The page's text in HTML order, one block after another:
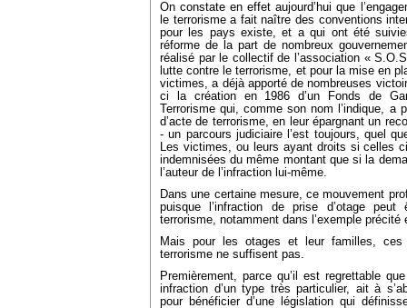
On constate en effet aujourd’hui que
le terrorisme a fait naître des conventions
pour les pays existe, et a qui ont été
réforme de la part de nombreux
réalisé par le collectif de l’association «
lutte contre le terrorisme, et pour la mise en
victimes, a déjà apporté de nombreuses
ci la création en 1986 d’un Fonds de
Terrorisme qui, comme son nom l’indique, a
d’acte de terrorisme, en leur épargnant un
- un parcours judiciaire l’est toujours, quel
Les victimes, ou leurs ayant droits si celles
indemnisées du même montant que si la
l’auteur de l’infraction lui-même.
Dans une certaine mesure, ce mouvement
puisque l’infraction de prise d’otage
terrorisme, notamment dans l’exemple précité
Mais pour les otages et leur familles,
terrorisme ne suffisent pas.
Premièrement, parce qu’il est regrettable
infraction d’un type très particulier, ait à
pour bénéficier d’une législation qui